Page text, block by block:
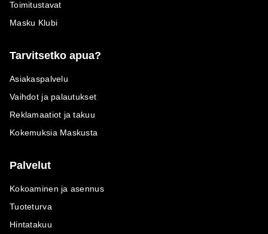
Toimitustavat
Masku Klubi
Tarvitsetko apua?
Asiakaspalvelu
Vaihdot ja palautukset
Reklamaatiot ja takuu
Kokemuksia Maskusta
Palvelut
Kokoaminen ja asennus
Tuoteturva
Hintatakuu